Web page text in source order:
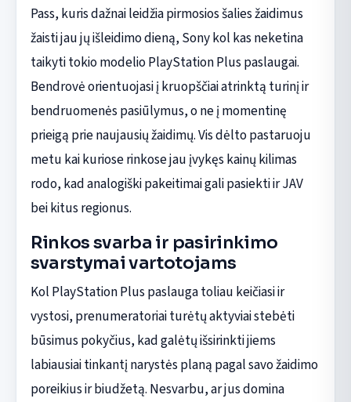
Pass, kuris dažnai leidžia pirmosios šalies žaidimus
žaisti jau jų išleidimo dieną, Sony kol kas neketina
taikyti tokio modelio PlayStation Plus paslaugai.
Bendrovė orientuojasi į kruopščiai atrinktą turinį ir
bendruomenės pasiūlymus, o ne į momentinę
prieigą prie naujausių žaidimų. Vis dėlto pastaruoju
metu kai kuriose rinkose jau įvykęs kainų kilimas
rodo, kad analogiški pakeitimai gali pasiekti ir JAV
bei kitus regionus.
Rinkos svarba ir pasirinkimo
svarstymai vartotojams
Kol PlayStation Plus paslauga toliau keičiasi ir
vystosi, prenumeratoriai turėtų aktyviai stebėti
būsimus pokyčius, kad galėtų išsirinkti jiems
labiausiai tinkantį narystės planą pagal savo žaidimo
poreikius ir biudžetą. Nesvarbu, ar jus domina